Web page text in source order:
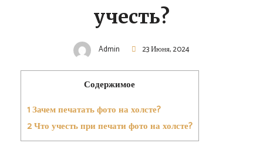
учесть?
Admin 23 Июня, 2024
Содержимое
1Зачем печатать фото на холсте?
2Что учесть при печати фото на холсте?